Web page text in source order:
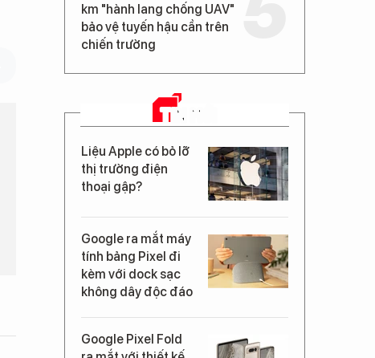
km "hành lang chống UAV"
bảo vệ tuyến hậu cần trên
chiến trường
TIN MỚI
Liệu Apple có bỏ lỡ
thị trường điện
thoại gập?
Google ra mắt máy
tính bảng Pixel đi
kèm với dock sạc
không dây độc đáo
Google Pixel Fold